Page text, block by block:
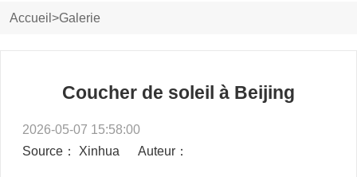
Accueil >Galerie
Coucher de soleil à Beijing
2026-05-07 15:58:00
Source： Xinhua
Auteur：